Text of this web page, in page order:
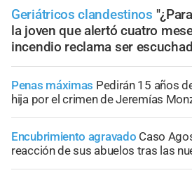
Geriátricos clandestinos
la joven que alertó cuatro
incendio reclama ser
Penas máximas Pedirán 15 años
hija por el crimen de Jeremías
Encubrimiento agravado Caso
reacción de sus abuelos tras las